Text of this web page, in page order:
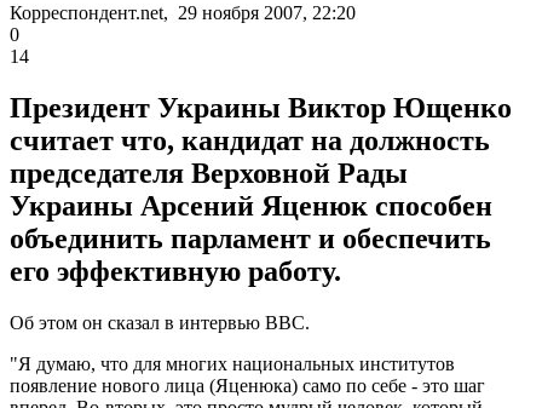
Корреспондент.net, 29 ноября 2007, 22:20
0
14
Президент Украины Виктор Ющенко
считает что, кандидат на должность
председателя Верховной Рады
Украины Арсений Яценюк способен
объединить парламент и обеспечить
его эффективную работу.
Об этом он сказал в интервью ВВС.
"Я думаю, что для многих национальных институтов
появление нового лица (Яценюка) само по себе - это шаг